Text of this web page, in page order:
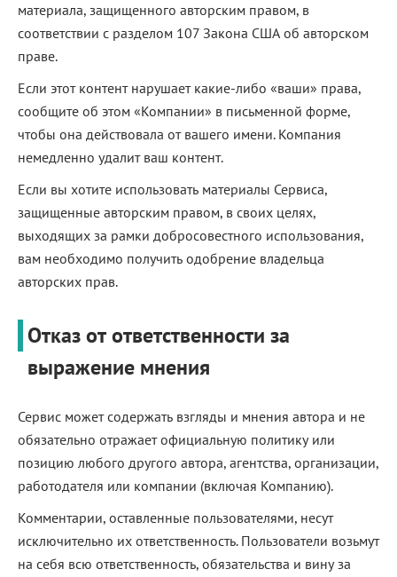
материала, защищенного авторским правом, в
соответствии с разделом 107 Закона США об авторском
праве.
Если этот контент нарушает какие-либо «ваши» права,
сообщите об этом «Компании» в письменной форме,
чтобы она действовала от вашего имени. Компания
немедленно удалит ваш контент.
Если вы хотите использовать материалы Сервиса,
защищенные авторским правом, в своих целях,
выходящих за рамки добросовестного использования,
вам необходимо получить одобрение владельца
авторских прав.
Отказ от ответственности за
выражение мнения
Сервис может содержать взгляды и мнения автора и не
обязательно отражает официальную политику или
позицию любого другого автора, агентства, организации,
работодателя или компании (включая Компанию).
Комментарии, оставленные пользователями, несут
исключительно их ответственность. Пользователи возьмут
на себя всю ответственность, обязательства и вину за